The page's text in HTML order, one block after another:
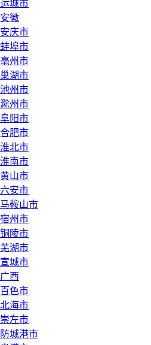
运城市
安徽
安庆市
蚌埠市
亳州市
巢湖市
池州市
滁州市
阜阳市
合肥市
淮北市
淮南市
黄山市
六安市
马鞍山市
宿州市
铜陵市
芜湖市
宣城市
广西
百色市
北海市
崇左市
防城港市